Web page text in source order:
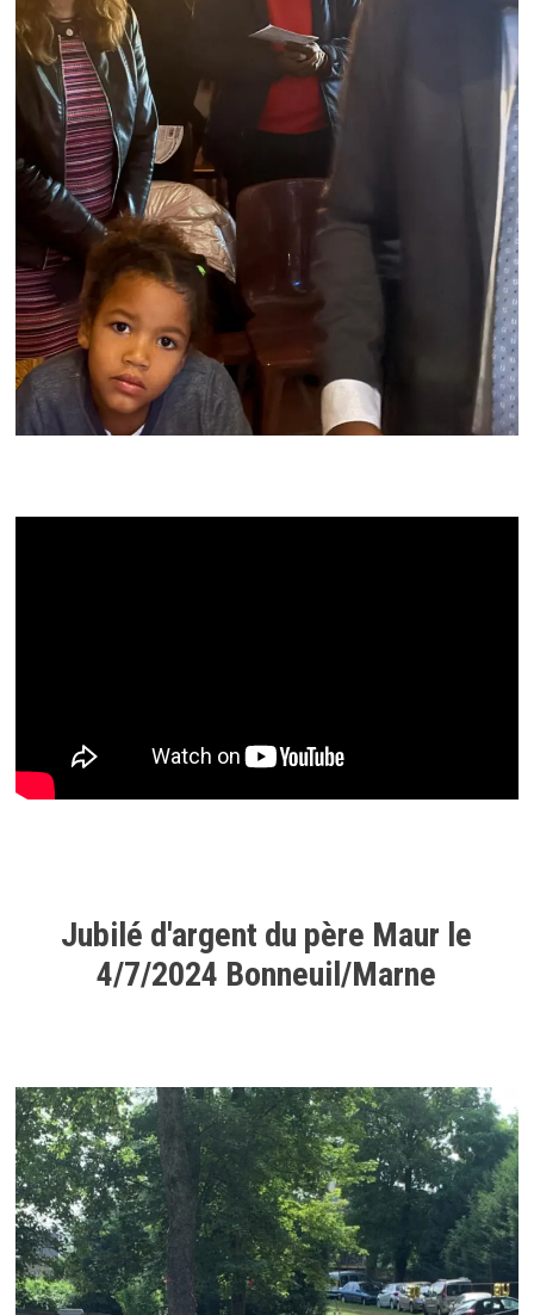
Jubilé d'argent du père Maur le
4/7/2024 Bonneuil/Marne